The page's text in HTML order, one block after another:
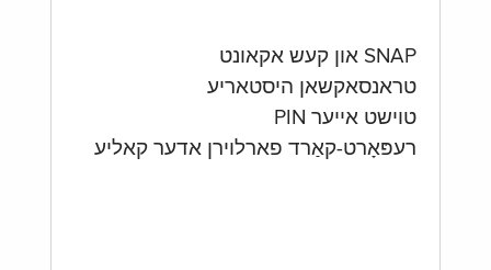
SNAP און קעש אקאונט
טראנסאקשאן היסטאריע
טוישט אייער PIN
רעפּאָרט-קאַרד פארלוירן אדער קאליע